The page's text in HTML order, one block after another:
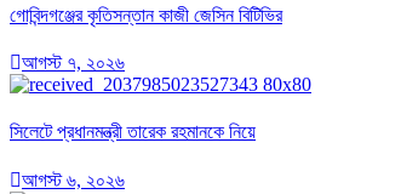
গোবিন্দগঞ্জের কৃতিসন্তান কাজী জেসিন বিটিভির
আগস্ট ৭, ২০২৬
সিলেটে প্রধানমন্ত্রী তারেক রহমানকে নিয়ে
আগস্ট ৬, ২০২৬